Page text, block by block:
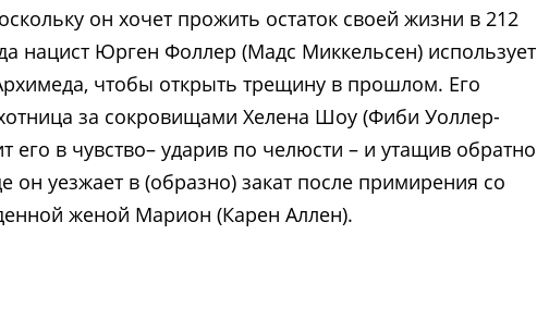
он хочет прожить остаток своей жизни в 212
нацист Юрген Фоллер (Мадс Миккельсен) использует
чтобы открыть трещину в прошлом. Его
за сокровищами Хелена Шоу (Фиби Уоллер-
его в чувство– ударив по челюсти – и утащив обратно
он уезжает в (образно) закат после примирения со
женой Марион (Карен Аллен).